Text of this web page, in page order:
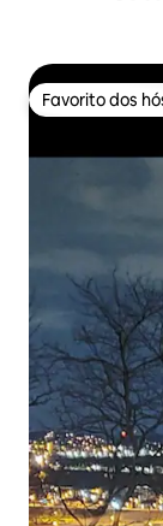
Favorito dos
Favorito dos